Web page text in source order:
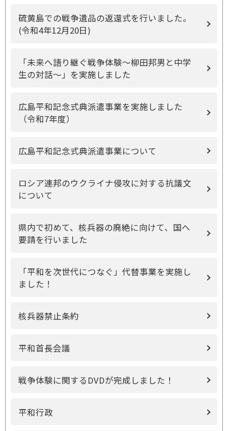
硫黄島での戦争遺品の返還式を行いました。
(令和4年12月20日)
「未来へ語り継ぐ戦争体験～柳田邦男と中学
生の対話～」を実施しました
広島平和記念式典派遣事業を実施しました
（令和7年度）
広島平和記念式典派遣事業について
ロシア連邦のウクライナ侵攻に対する抗議文
について
県内で初めて、核兵器の廃絶に向けて、国へ
要請を行いました
「平和を次世代につなぐ」代替事業を実施し
ました！
核兵器禁止条約
平和首長会議
戦争体験に関するDVDが完成しました！
平和行政